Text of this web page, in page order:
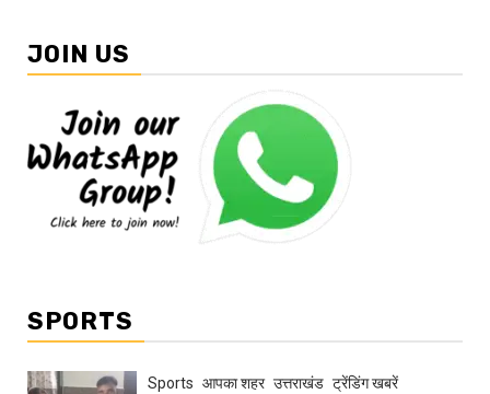
JOIN US
SPORTS
Sports आपका शहर उत्तराखंड ट्रेंडिंग खबरें